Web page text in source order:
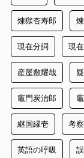
煉獄杏寿郎
現在分詞 現
産屋敷耀哉
竈門炭治郎
継国縁壱 考察
英語の呼吸